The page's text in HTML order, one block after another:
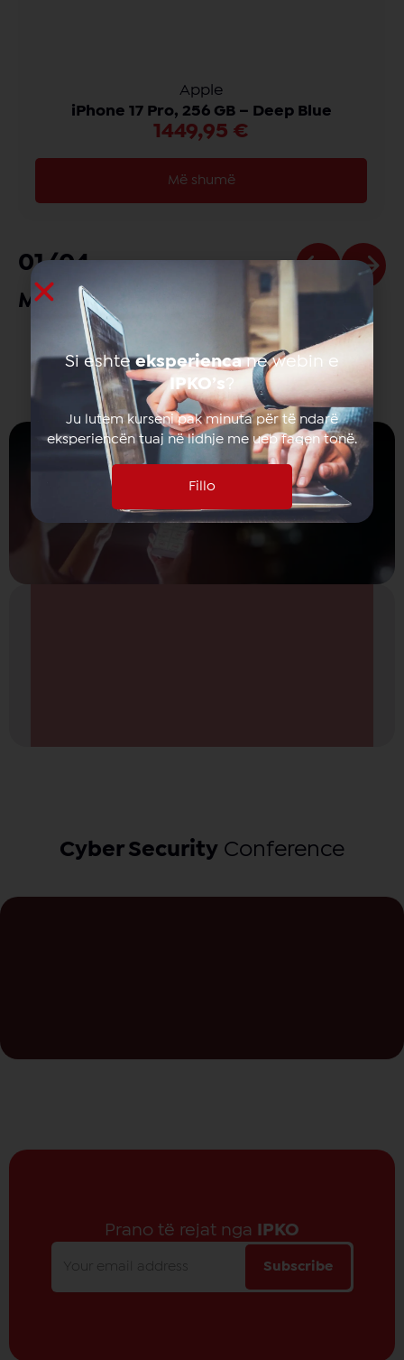
Apple
iPhone 17 Pro, 256 GB – Deep Blue
1449,95 €
Më shumë
Më të shikuarat
01/04
Ofertat eInternetit për mobil
Cyber Security Conference
Prano të rejat nga IPKO
Subscribe
Si eshteeksperiencane webin e
IPKO’s?
Ju lutem kurseni pak minuta për të ndarë
eksperiencën tuaj në lidhje me ueb faqen tonë.
Fillo